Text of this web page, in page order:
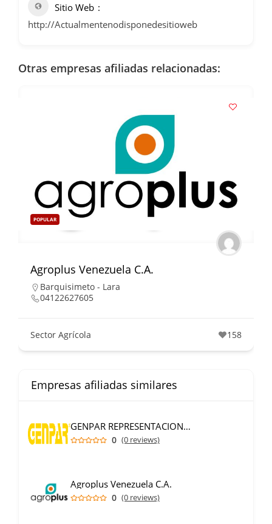
Sitio Web
http://Actualmentenodisponedesitioweb
Otras empresas afiliadas relacionadas:
POPULAR
Agroplus Venezuela C.A.
Barquisimeto - Lara
04122627605
Sector Agrícola 158
Empresas afiliadas similares
GENPAR REPRESENTACIONES C.A.
0 (0 reviews)
Agroplus Venezuela C.A.
0 (0 reviews)